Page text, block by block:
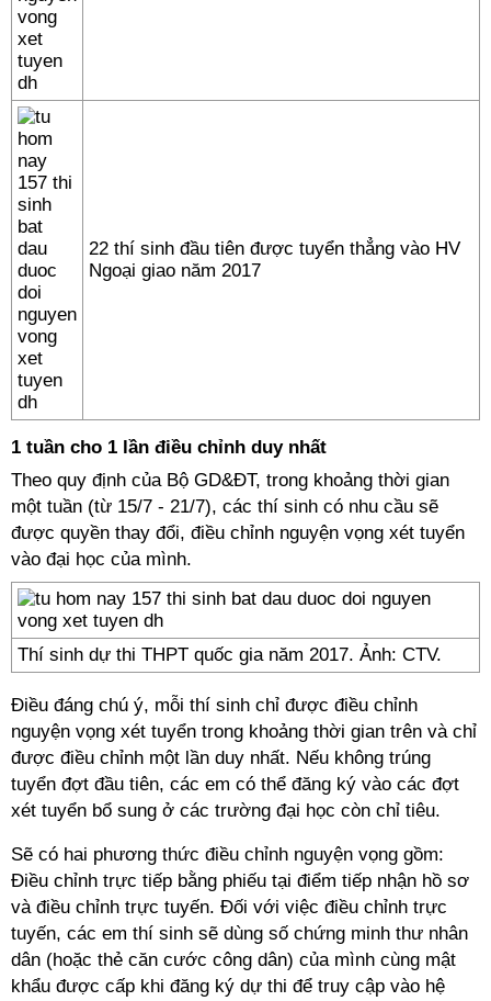
22 thí sinh đầu tiên được tuyển thẳng vào HV
Ngoại giao năm 2017
1 tuần cho 1 lần điều chỉnh duy nhất
Theo quy định của Bộ GD&ĐT, trong khoảng thời gian
một tuần (từ 15/7 - 21/7), các thí sinh có nhu cầu sẽ
được quyền thay đổi, điều chỉnh nguyện vọng xét tuyển
vào đại học của mình.
Thí sinh dự thi THPT quốc gia năm 2017. Ảnh: CTV.
Điều đáng chú ý, mỗi thí sinh chỉ được điều chỉnh
nguyện vọng xét tuyển trong khoảng thời gian trên và chỉ
được điều chỉnh một lần duy nhất. Nếu không trúng
tuyển đợt đầu tiên, các em có thể đăng ký vào các đợt
xét tuyển bổ sung ở các trường đại học còn chỉ tiêu.
Sẽ có hai phương thức điều chỉnh nguyện vọng gồm:
Điều chỉnh trực tiếp bằng phiếu tại điểm tiếp nhận hồ sơ
và điều chỉnh trực tuyến. Đối với việc điều chỉnh trực
tuyến, các em thí sinh sẽ dùng số chứng minh thư nhân
dân (hoặc thẻ căn cước công dân) của mình cùng mật
khẩu được cấp khi đăng ký dự thi để truy cập vào hệ